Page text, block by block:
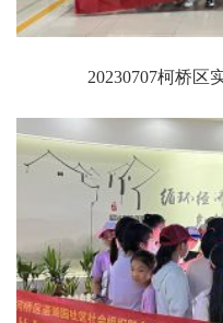
20230707柯桥区